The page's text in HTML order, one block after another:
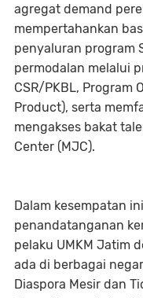
agregat demand
mempertahankan
penyaluran program
permodalan melalui
CSR/PKBL, Program
Product), serta
mengakses bakat
Center (MJC).
Dalam kesempatan
penandatanganan
pelaku UMKM Jatim
ada di berbagai
Diaspora Mesir dan